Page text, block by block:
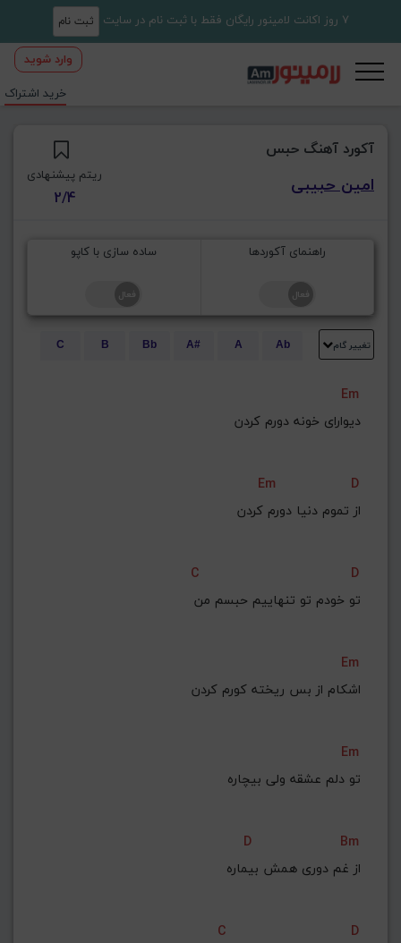
7 روز اکانت لامینور رایگان فقط با ثبت نام در سایت ثبت نام
وارد شوید
خرید اشتراک
آکورد آهنگ حبس
امین حبیبی ریتم پیشنهادی
2/4
راهنمای آکوردها ساده سازی با کاپو
تغییر گام Ab
A
A#
Bb
B
C
Em
دیوارای خونه دورم کردن
Em
D
از تموم دنیا دورم کردن
C
D
تو خودم تو تنهاییم حبسم من
Em
اشکام از بس ریخته کورم کردن
Em
تو دلم عشقه ولی بیچاره
D
Bm
از غم دوری همش بیماره
C
D